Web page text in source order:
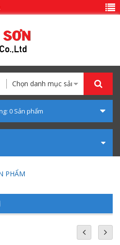
Chọn danh mục sản phẩm
0 Sản phẩm
PHẨM